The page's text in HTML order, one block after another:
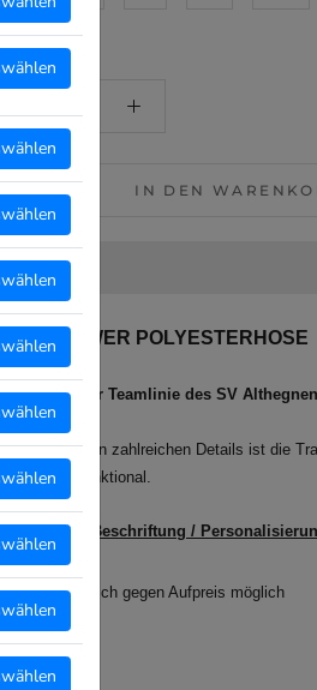
Menge:
IN DEN
JAKO POWER POLYESTERHOSE
im Design der Teamlinie des SV
Abgesehen von zahlreichen Details ist die
hochgradig funktional.
Individuelle Beschriftung /
auf Wunsch gegen Aufpreis möglich